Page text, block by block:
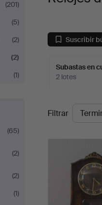
(201)
(5)
(2)
(2)
(1)
(65)
(2)
(2)
(1)
Suscribir
Subastas en
2 lotes
Subastas
en
curso
Filtrar